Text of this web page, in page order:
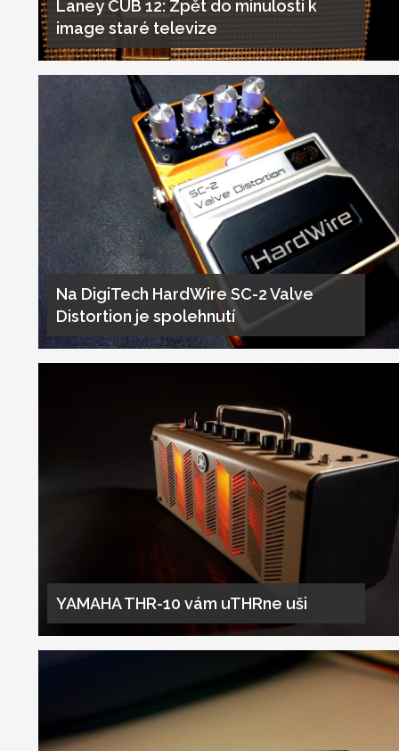
Laney CUB 12: Zpět do minulosti k
image staré televize
Na DigiTech HardWire SC-2 Valve
Distortion je spolehnutí
YAMAHA THR-10 vám uTHRne uši